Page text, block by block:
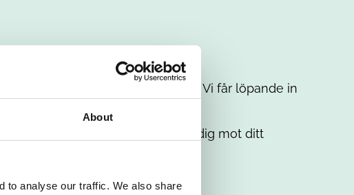
About
to analyse our traffic. We also share
ditt intresse. Misströsta inte. Vi får löpande in
Tillsammans matchar vi dig mot ditt